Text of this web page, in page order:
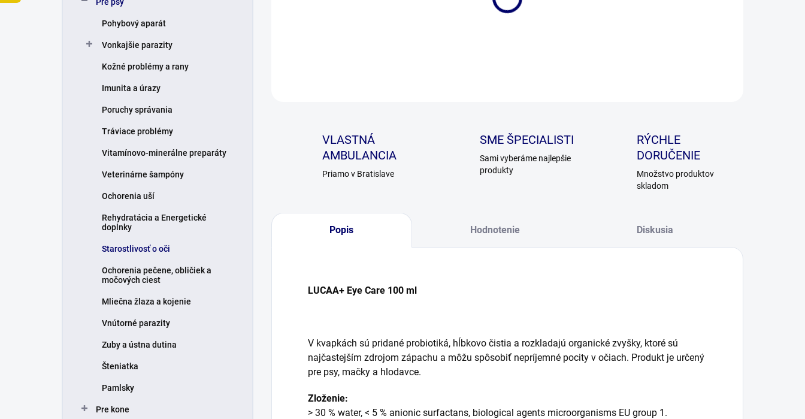
Pohybový aparát
Vonkajšie parazity
Kožné problémy a rany
Imunita a úrazy
Poruchy správania
Tráviace problémy
Vitamínovo-minerálne preparáty
Veterinárne šampóny
Ochorenia uší
Rehydratácia a Energetické
doplnky
Starostlivosť o oči
Ochorenia pečene, obličiek a
močových ciest
Mliečna žlaza a kojenie
Vnútorné parazity
Zuby a ústna dutina
Šteniatka
Pamlsky
Pre kone
VLASTNÁ
AMBULANCIA
Priamo v Bratislave
SME ŠPECIALISTI
Sami vyberáme najlepšie
produkty
RÝCHLE
DORUČENIE
Množstvo produktov
skladom
Popis Hodnotenie Diskusia
LUCAA+ Eye Care 100 ml
V kvapkách sú pridané probiotiká, hĺbkovo čistia a rozkladajú organické zvyšky, ktoré sú
najčastejším zdrojom zápachu a môžu spôsobiť nepríjemné pocity v očiach. Produkt je určený
pre psy, mačky a hlodavce.
Zloženie:
> 30 % water, < 5 % anionic surfactans, biological agents microorganisms EU group 1.